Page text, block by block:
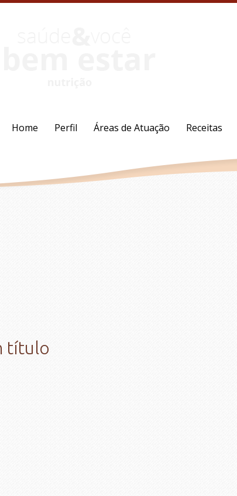
Home Perfil Áreas de Atuação Receitas
título